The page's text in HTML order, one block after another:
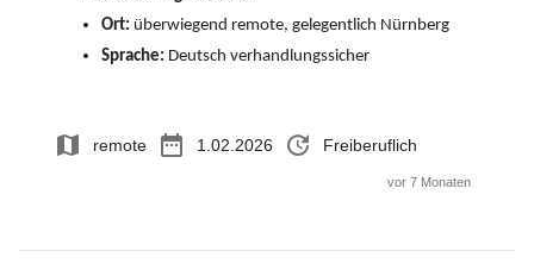
Ort: überwiegend remote, gelegentlich Nürnberg
Sprache: Deutsch verhandlungssicher
map remote date_range 1.02.2026 update Freiberuflich
vor 7 Monaten